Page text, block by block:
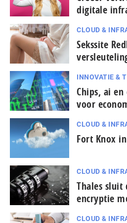
digitale
CLOUD &
Sekssite
INNOVATIE &
Chips, ai
voor
CLOUD &
Fort Knox
CLOUD &
Thales sluit
encryptie
CLOUD &